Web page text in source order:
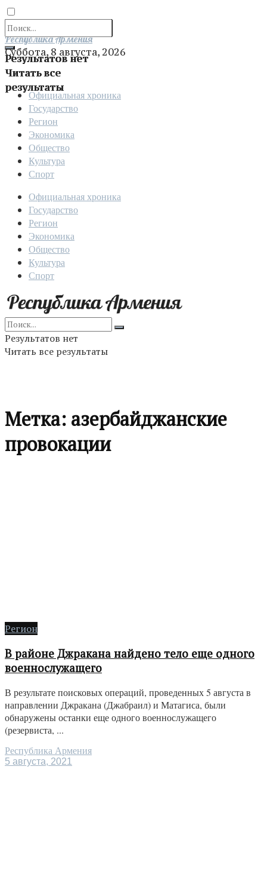
Результатов нет
Читать все
результаты
Отправить
Республика Армения
Суббота, 8 августа, 2026
Официальная хроника
Государство
Регион
Экономика
Общество
Культура
Спорт
Официальная хроника
Государство
Регион
Экономика
Общество
Культура
Спорт
Результатов нет
Читать все результаты
Метка: азербайджанские
провокации
Регион
В районе Джракана найдено тело еще одного
военнослужащего
В результате поисковых операций, проведенных 5 августа в
направлении Джракана (Джабраил) и Матагиса, были
обнаружены останки еще одного военнослужащего
(резервиста, ...
Республика Армения
5 августа, 2021